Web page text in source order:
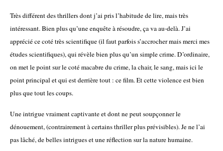
Très différent des thrillers dont j’ai pris l’habitude de lire, mais très
intéressant. Bien plus qu’une enquête à résoudre, ça va au-delà. J’ai
apprécié ce coté très scientifique (il faut parfois s’accrocher mais merci mes
études scientifiques), qui révèle bien plus qu’un simple crime. D’ordinaire,
on met le point sur le coté macabre du crime, la chair, le sang, mais ici le
point principal et qui est derrière tout : ce film. Et cette violence est bien
plus que tout les coups.
Une intrigue vraiment captivante et dont ne peut soupçonner le
dénouement, (contrairement à certains thriller plus prévisibles). Je ne l’ai
pas lâché, de belles intrigues et une réflection sur la nature humaine.